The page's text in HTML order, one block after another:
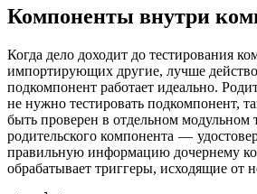
Компоненты внутри
Когда дело доходит до тестирования
импортирующих другие, лучше
подкомпонент работает идеально.
не нужно тестировать подкомпонент,
быть проверен в отдельном модульном
родительского компонента —
правильную информацию дочернему
обрабатывает триггеры, исходящие от